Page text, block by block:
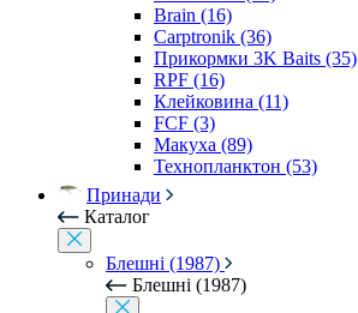
Brain (16)
Carptronik (36)
Прикормки 3K Baits (35)
RPF (16)
Клейковина (11)
FCF (3)
Макуха (89)
Технопланктон (53)
Принади
Каталог
Блешні (1987)
Блешні (1987)